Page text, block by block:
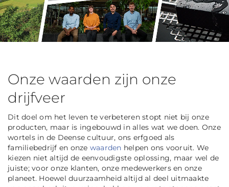
Onze waarden zijn onze
drijfveer
Dit doel om het leven te verbeteren stopt niet bij onze
producten, maar is ingebouwd in alles wat we doen. Onze
wortels in de Deense cultuur, ons erfgoed als
familiebedrijf en onze waarden helpen ons vooruit. We
kiezen niet altijd de eenvoudigste oplossing, maar wel de
juiste; voor onze klanten, onze medewerkers en onze
planeet. Hoewel duurzaamheid altijd al deel uitmaakte